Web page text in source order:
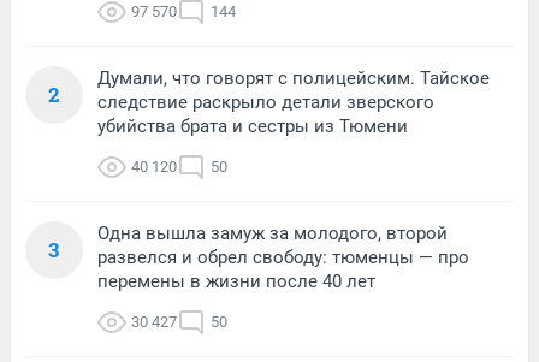
97 570 144
2
Думали, что говорят с полицейским. Тайское
следствие раскрыло детали зверского
убийства брата и сестры из Тюмени
40 120 50
3
Одна вышла замуж за молодого, второй
развелся и обрел свободу: тюменцы — про
перемены в жизни после 40 лет
30 427 50